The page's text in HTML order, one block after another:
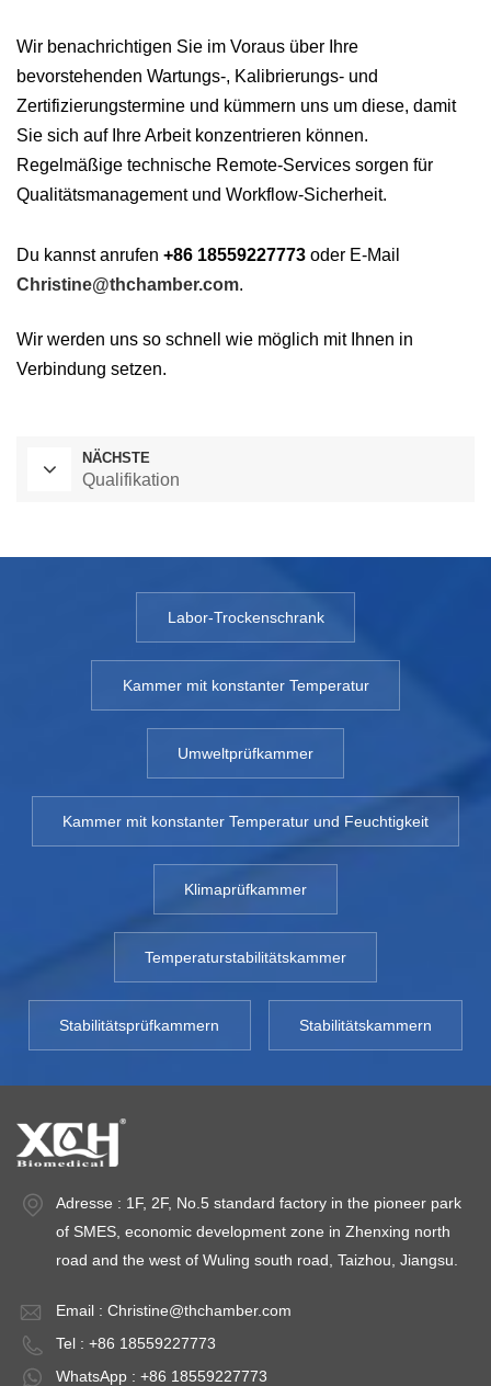
Wir benachrichtigen Sie im Voraus über Ihre
bevorstehenden Wartungs-, Kalibrierungs- und
Zertifizierungstermine und kümmern uns um diese, damit
Sie sich auf Ihre Arbeit konzentrieren können.
Regelmäßige technische Remote-Services sorgen für
Qualitätsmanagement und Workflow-Sicherheit.
Du kannst anrufen +86 18559227773 oder E-Mail
Christine@thchamber.com.
Wir werden uns so schnell wie möglich mit Ihnen in
Verbindung setzen.
NÄCHSTE
Qualifikation
Labor-Trockenschrank
Kammer mit konstanter Temperatur
Umweltprüfkammer
Kammer mit konstanter Temperatur und Feuchtigkeit
Klimaprüfkammer
Temperaturstabilitätskammer
Stabilitätsprüfkammern Stabilitätskammern
Adresse : 1F, 2F, No.5 standard factory in the pioneer park
of SMES, economic development zone in Zhenxing north
road and the west of Wuling south road, Taizhou, Jiangsu.
Email : Christine@thchamber.com
Tel : +86 18559227773
WhatsApp : +86 18559227773